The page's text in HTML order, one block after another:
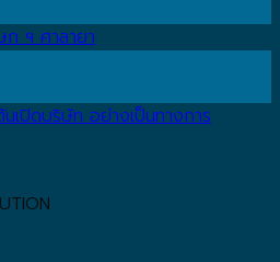
ฯ ศาลายา
เปิดบริษัท อย่างเป็นทางการ